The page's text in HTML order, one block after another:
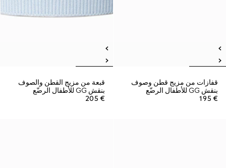
قفازات من مزيج قطن وصوف
بنقش GG للأطفال الرضّع
€ 195
قبعة من مزيج القطن والصوف
بنقش GG للأطفال الرضّع
€ 205